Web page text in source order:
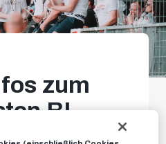
zum
BL-
in